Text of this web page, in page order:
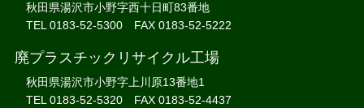
秋田県湯沢市小野字西十日町83番地
TEL 0183-52-5300 FAX 0183-52-5222
廃プラスチックリサイクル工場
秋田県湯沢市小野字上川原13番地1
TEL 0183-52-5320 FAX 0183-52-4437